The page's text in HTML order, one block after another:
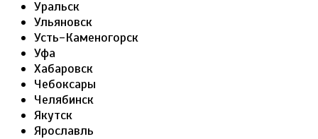
Уральск
Ульяновск
Усть-Каменогорск
Уфа
Хабаровск
Чебоксары
Челябинск
Якутск
Ярославль